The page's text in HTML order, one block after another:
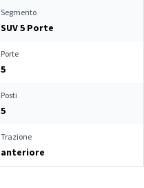
Segmento
SUV 5 Porte
Porte
5
Posti
5
Trazione
anteriore